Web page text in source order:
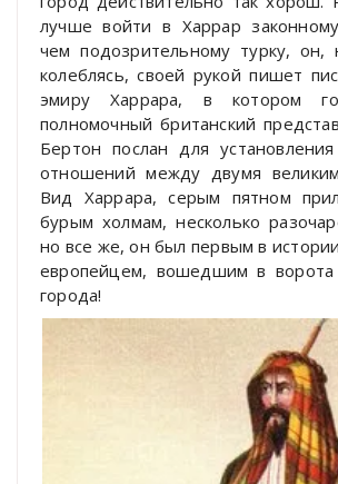
лучше войти в Харрар
чем подозрительному турку,
колеблясь, своей рукой пишет
эмиру Харрара, в котором
полномочный британский
Бертон послан для установления
отношений между двумя
Вид Харрара, серым пятном
бурым холмам, несколько
но все же, он был первым в
европейцем, вошедшим в ворота
города!